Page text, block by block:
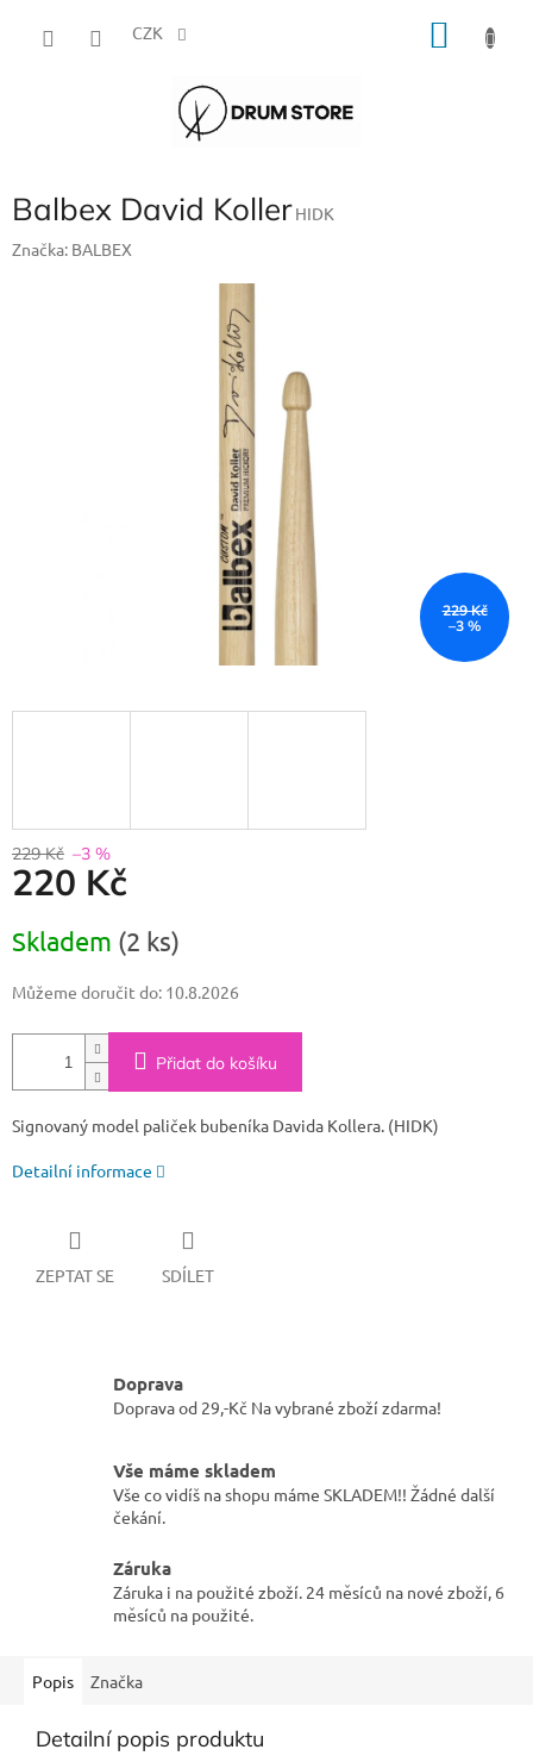
CZK
Balbex David Koller HIDK
Značka: BALBEX
229 Kč
–3 %
229 Kč –3 %
220 Kč
cena:
Skladem (2 ks)
Můžeme doručit do: 10.8.2026
Přidat do košíku
Signovaný model paliček bubeníka Davida Kollera. (HIDK)
Detailní informace
ZEPTAT SE SDÍLET
Doprava
Doprava od 29,-Kč Na vybrané zboží zdarma!
Vše máme skladem
Vše co vidíš na shopu máme SKLADEM!! Žádné další
čekání.
Záruka
Záruka i na použité zboží. 24 měsíců na nové zboží, 6
měsíců na použité.
Popis Značka
Detailní popis produktu